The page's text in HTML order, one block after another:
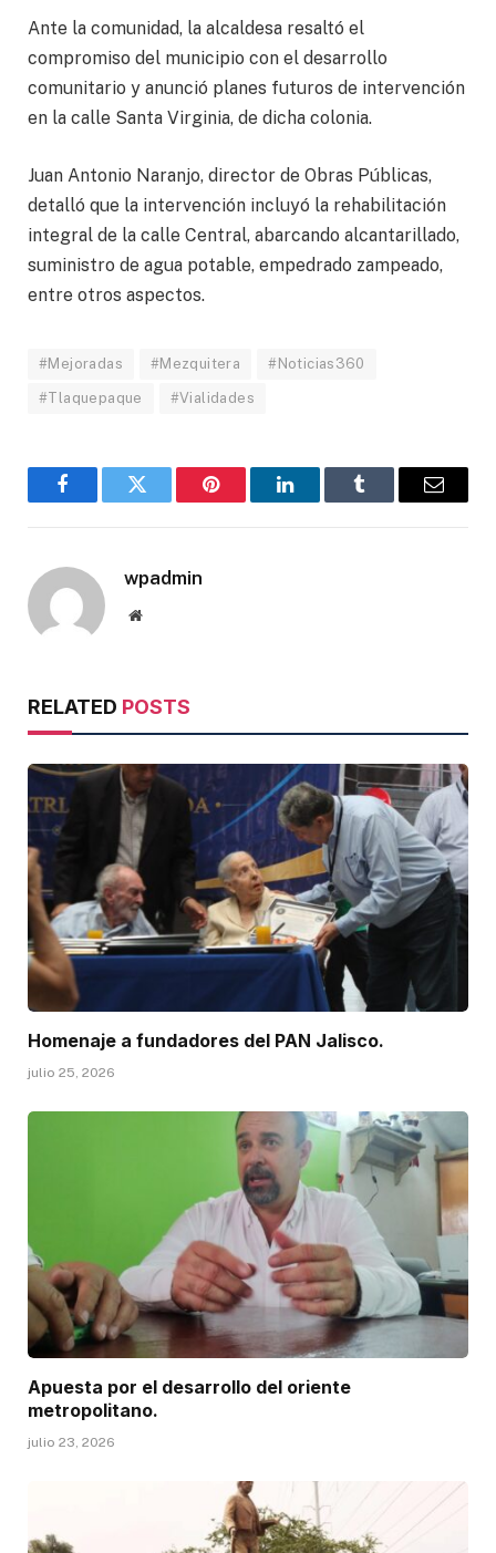
Ante la comunidad, la alcaldesa resaltó el
compromiso del municipio con el desarrollo
comunitario y anunció planes futuros de intervención
en la calle Santa Virginia, de dicha colonia.
Juan Antonio Naranjo, director de Obras Públicas,
detalló que la intervención incluyó la rehabilitación
integral de la calle Central, abarcando alcantarillado,
suministro de agua potable, empedrado zampeado,
entre otros aspectos.
#Mejoradas #Mezquitera #Noticias360
#Tlaquepaque #Vialidades
FacebookTwitter Pinterest LinkedInTumblr Email
wpadmin
Website
RELATED POSTS
Homenaje a fundadores del PAN Jalisco.
julio 25, 2026
Apuesta por el desarrollo del oriente
metropolitano.
julio 23, 2026